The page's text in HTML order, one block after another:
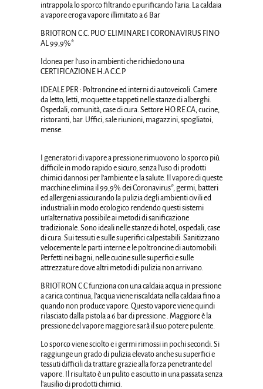
intrappola lo sporco filtrando e purificando l’aria. La caldaia
a vapore eroga vapore illimitato a 6 Bar
BRIOTRON C.C. PUO’ ELIMINARE I CORONAVIRUS FINO
AL 99,9%*
Idonea per l’uso in ambienti che richiedono una
CERTIFICAZIONE H.A.C.C.P
IDEALE PER : Poltroncine ed interni di autoveicoli. Camere
da letto, letti, moquette e tappeti nelle stanze di alberghi.
Ospedali, comunità, case di cura. Settore HO.RE.CA, cucine,
ristoranti, bar. Uffici, sale riunioni, magazzini, spogliatoi,
mense.
I generatori di vapore a pressione rimuovono lo sporco più
difficile in modo rapido e sicuro, senza l’uso di prodotti
chimici dannosi per l’ambiente e la salute. Il vaporedi queste
macchineelimina il 99,9% dei Coronavirus*, germi, batteri
ed allergeniassicurando la pulizia degli ambienti civili ed
industriali in modo ecologico rendendo questi sistemi
un’alternativa possibile ai metodi di sanificazione
tradizionale. Sono ideali nelle stanze di hotel, ospedali, case
di cura. Sui tessuti e sulle superificicalpestabili. Sanitizzano
velocemente le parti interne e le poltroncine di automobili.
Perfetti nei bagni, nelle cucine sulle superfici e sulle
attrezzature dove altri metodi di pulizia non arrivano.
BRIOTRON C.Cfunziona con una caldaia acqua in pressione
a carica continua, l’acqua viene riscaldata nella caldaia fino a
quando non produce vapore. Questo vapore viene quindi
rilasciato dalla pistola a 6 bar di pressione . Maggiore è la
pressione del vapore maggiore sarà il suo potere pulente.
Lo sporco viene sciolto e i germi rimossi in pochi secondi. Si
raggiunge un grado di pulizia elevato anche su superfici e
tessuti difficilida trattare grazie alla forza penetrante del
vapore. Il risultato è un pulito e asciutto in una passata senza
l’ausilio di prodotti chimici.